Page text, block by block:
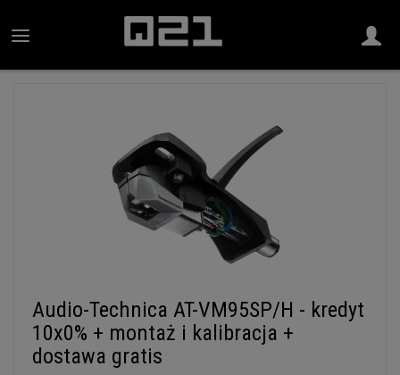
Audio-Technica AT-VM95SP/H - kredyt
10x0% + montaż i kalibracja +
dostawa gratis